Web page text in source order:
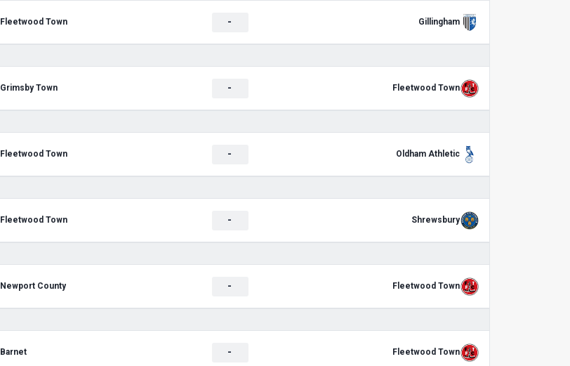
Fleetwood Town - Gillingham
Grimsby Town - Fleetwood Town
Fleetwood Town - Oldham Athletic
Fleetwood Town - Shrewsbury
Newport County - Fleetwood Town
Barnet - Fleetwood Town